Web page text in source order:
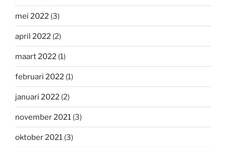
mei 2022 (3)
april 2022 (2)
maart 2022 (1)
februari 2022 (1)
januari 2022 (2)
november 2021 (3)
oktober 2021 (3)